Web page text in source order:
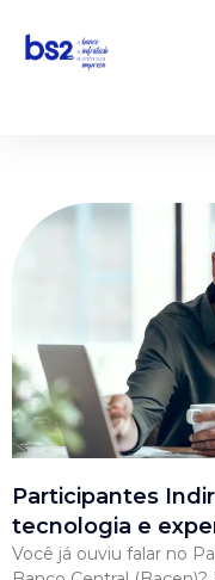
Pular
Participantes
tecnologia e
Você já ouviu falar no